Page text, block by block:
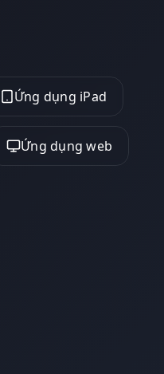
Ứng dụng iPad
Ứng dụng web